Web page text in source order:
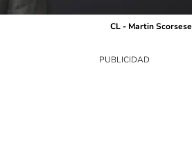
CL - Martin Scorsese